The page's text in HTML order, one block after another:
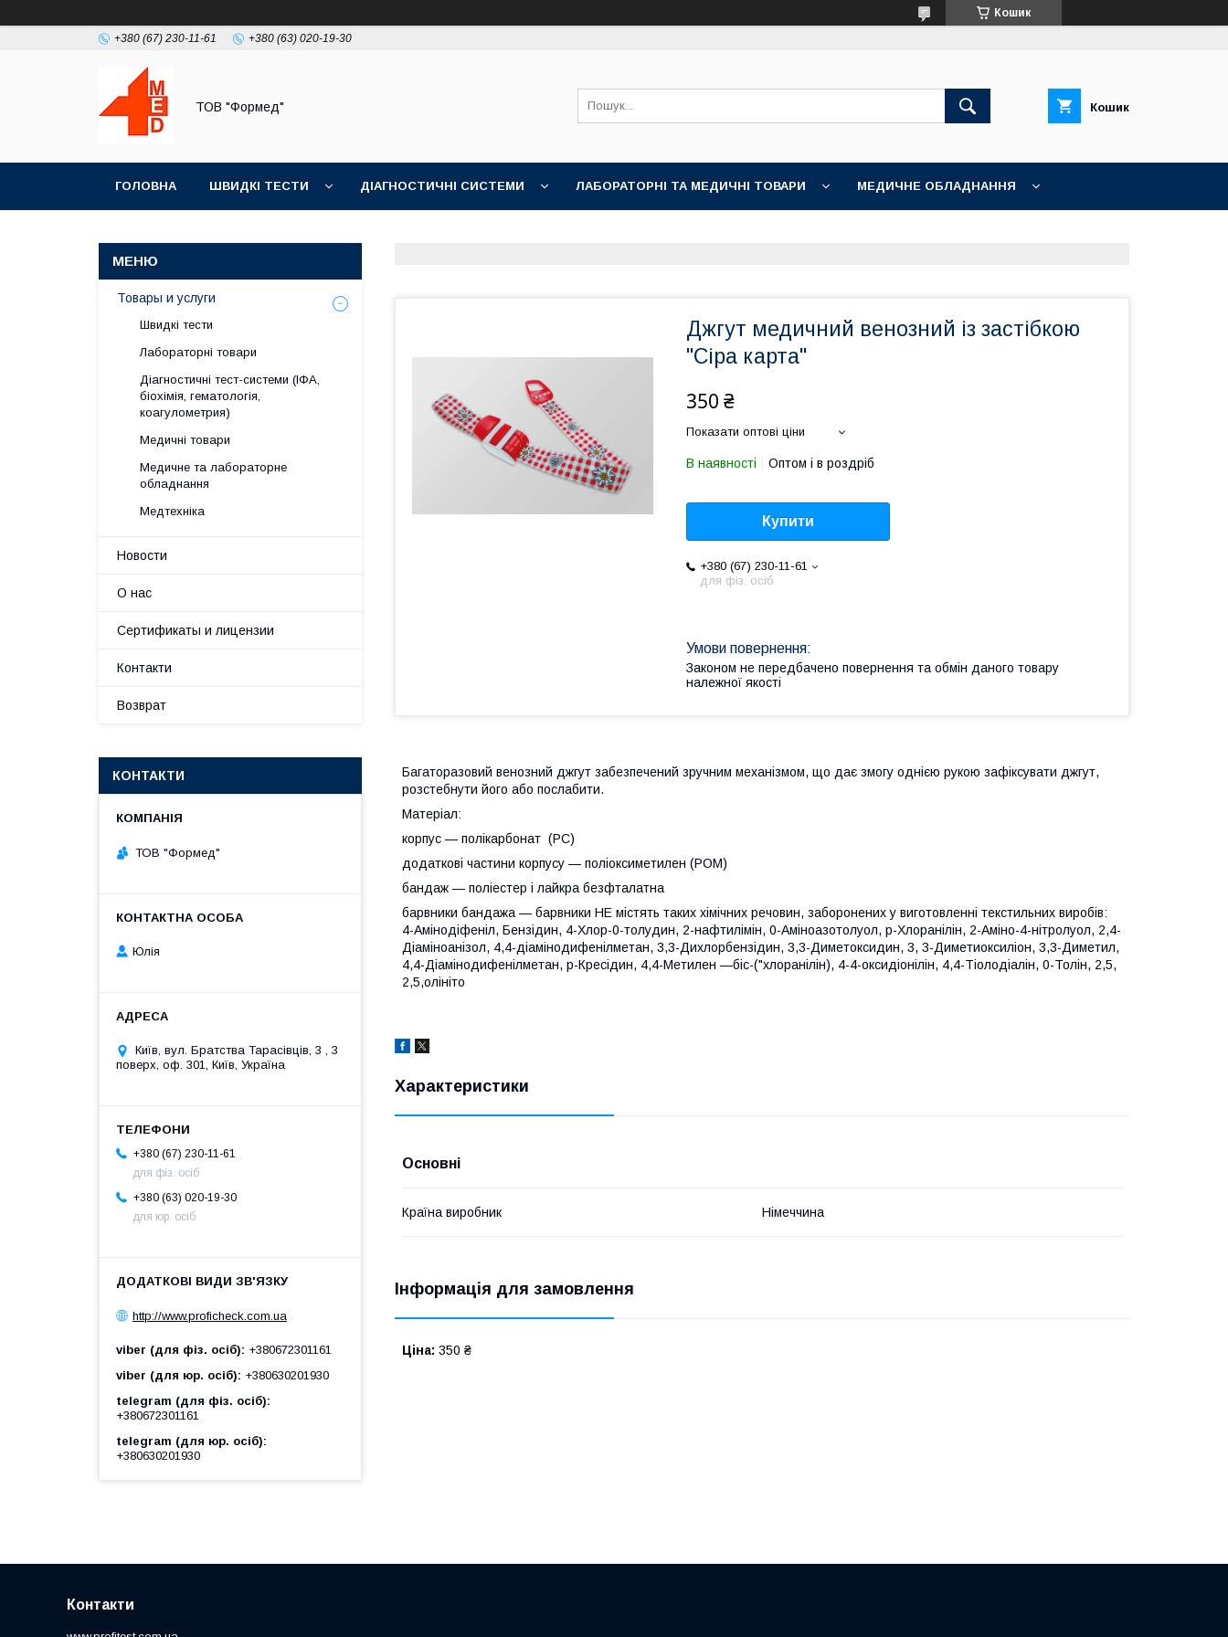
Кошик
+380 (67) 230-11-61 +380 (63) 020-19-30
ТОВ "Формед" Кошик
ГОЛОВНА ШВИДКІ ТЕСТИ ДІАГНОСТИЧНІ СИСТЕМИ ЛАБОРАТОРНІ ТА МЕДИЧНІ ТОВАРИ МЕДИЧНЕ ОБЛАДНАННЯ
Джгут медичний венозний із застібкою
"Сіра карта"
350 ₴
Показати оптові ціни
В наявності Оптом і в роздріб
Купити
+380 (67) 230-11-61
для фіз. осіб
Законом не передбачено повернення та обмін даного товару
належної якості
Багаторазовий венозний джгут забезпечений зручним механізмом, що дає змогу однією рукою зафіксувати джгут,
розстебнути його або послабити.
Матеріал:
корпус — полікарбонат (PC)
додаткові частини корпусу — поліоксиметилен (POM)
бандаж — поліестер і лайкра безфталатна
барвники бандажа — барвники НЕ містять таких хімічних речовин, заборонених у виготовленні текстильних виробів:
4-Амінодіфеніл, Бензідин, 4-Хлор-0-толудин, 2-нафтилімін, 0-Аміноазотолуол, р-Хлоранілін, 2-Аміно-4-нітролуол, 2,4-
Діаміноанізол, 4,4-діамінодифенілметан, 3,3-Дихлорбензідин, 3,3-Диметоксидин, 3, 3-Диметиоксиліон, 3,3-Диметил,
4,4-Діамінодифенілметан, р-Кресідин, 4,4-Метилен —біс-("хлоранілін), 4-4-оксидіонілін, 4,4-Тіолодіалін, 0-Толін, 2,5,
2,5,олініто
Характеристики
Основні
Країна виробник Німеччина
Інформація для замовлення
Ціна: 350 ₴
Товары и услуги
Швидкі тести
Лабораторні товари
Діагностичні тест-системи (ІФА,
біохімія, гематологія,
коагулометрия)
Медичні товари
Медичне та лабораторне
обладнання
Медтехніка
Новости
О нас
Сертификаты и лицензии
Контакти
Возврат
КОНТАКТИ
ТОВ "Формед"
Юлія
Київ, вул. Братства Тарасівців, 3 , 3
поверх, оф. 301, Київ, Україна
+380 (67) 230-11-61
для фіз. осіб
+380 (63) 020-19-30
для юр. осіб
http://www.proficheck.com.ua
viber (для фіз. осіб)
+380672301161
viber (для юр. осіб)
+380630201930
telegram (для фіз. осіб)
+380672301161
telegram (для юр. осіб)
+380630201930
Контакти